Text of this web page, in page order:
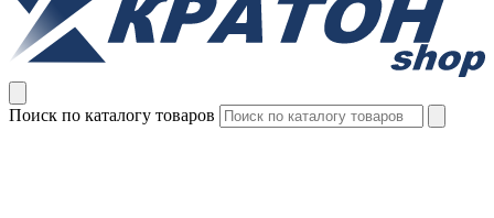
Поиск по каталогу товаров